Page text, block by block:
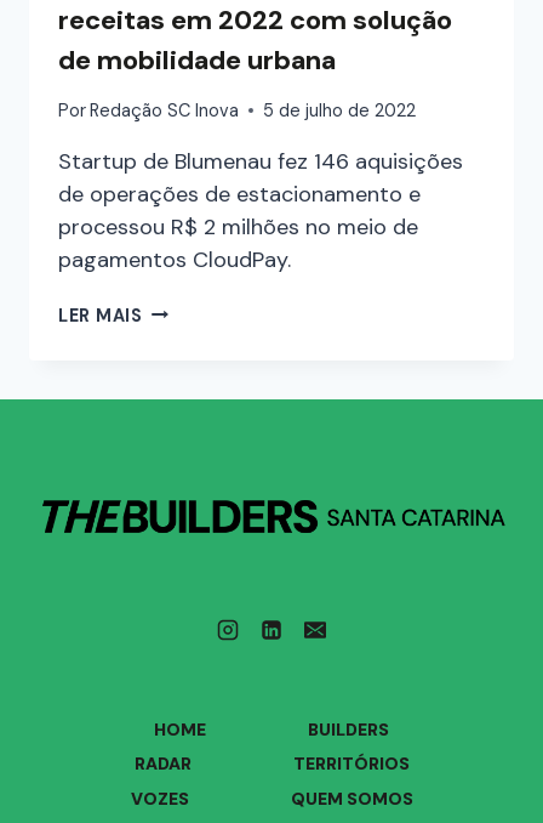
receitas em 2022 com solução
de mobilidade urbana
PorRedação SC Inova 5 de julho de 2022
Startup de Blumenau fez 146 aquisições
de operações de estacionamento e
processou R$ 2 milhões no meio de
pagamentos CloudPay.
LER MAIS
HOME
BUILDERS
RADAR
TERRITÓRIOS
VOZES
QUEM SOMOS